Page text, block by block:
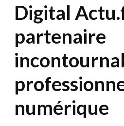
Digital
partenaire
numérique